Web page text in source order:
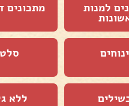
למנות מתכונים
ללא